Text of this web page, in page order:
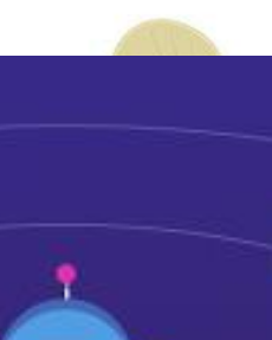
2400*900*560mm